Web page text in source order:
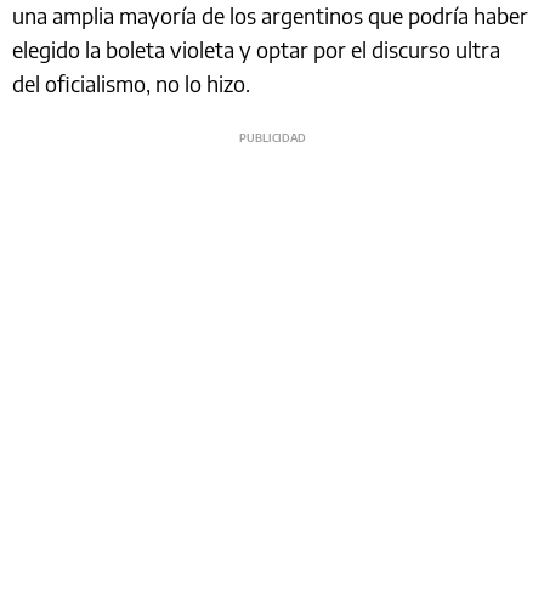
una amplia mayoría de los argentinos que podría haber
elegido la boleta violeta y optar por el discurso ultra
del oficialismo, no lo hizo.